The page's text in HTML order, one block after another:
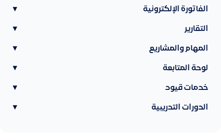
الفاتورة الإلكترونية ▾
التقارير ▾
المهام والمشاريع ▾
لوحة المتابعة ▾
خدمات قيود ▾
الدورات التدريبية ▾